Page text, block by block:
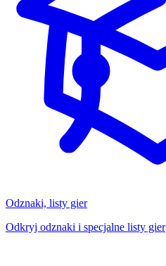
Odznaki, listy gier
Odkryj odznaki i specjalne listy gier